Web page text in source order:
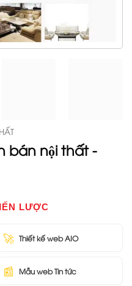
bán nội thất -
LƯỢC
🚀 Thiết kế web AIO
📰 Mẫu web Tin tức